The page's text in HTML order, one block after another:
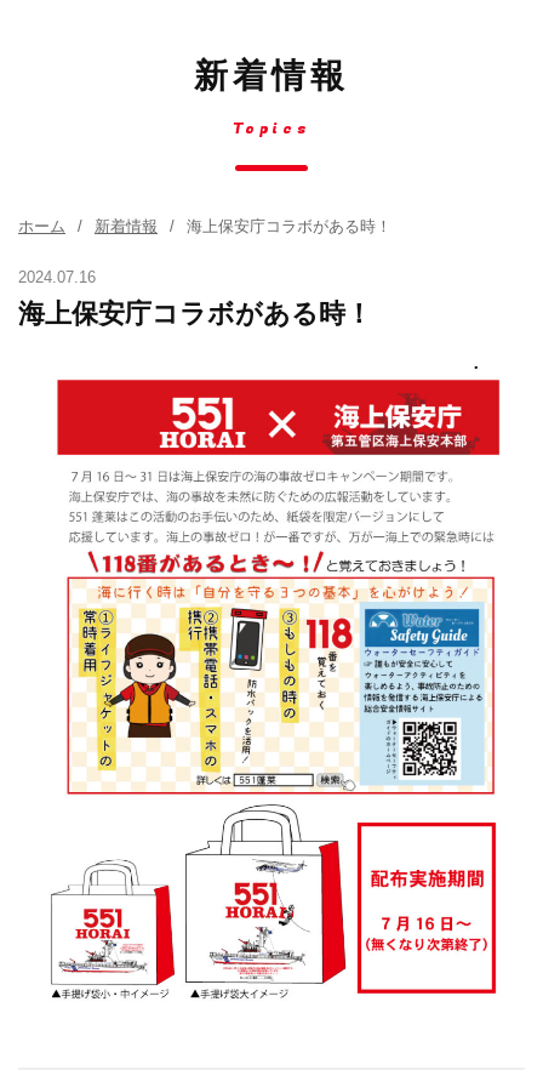
新着情報
Topics
ホーム 新着情報 海上保安庁コラボがある時！
2024.07.16
海上保安庁コラボがある時！